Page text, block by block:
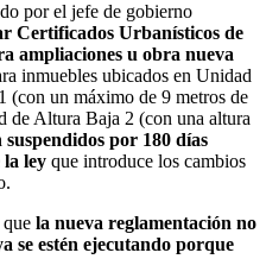
por el jefe de gobierno
Certificados Urbanísticos de
ampliaciones u obra nueva
inmuebles ubicados en Unidad
(con un máximo de 9 metros de
de Altura Baja 2 (con una altura
suspendidos por 180 días
la ley que introduce los cambios
la nueva reglamentación no
se estén ejecutando porque